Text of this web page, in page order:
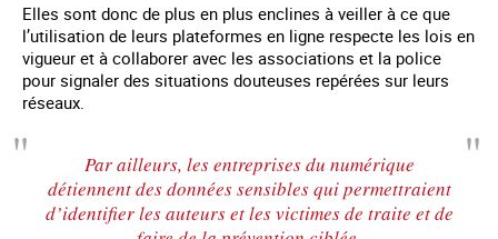
Elles sont donc de plus en plus enclines à veiller à ce que
l’utilisation de leurs plateformes en ligne respecte les lois en
vigueur et à collaborer avec les associations et la police
pour signaler des situations douteuses repérées sur leurs
réseaux.
Par ailleurs, les entreprises du numérique
détiennent des données sensibles qui permettraient
d’identifier les auteurs et les victimes de traite et de